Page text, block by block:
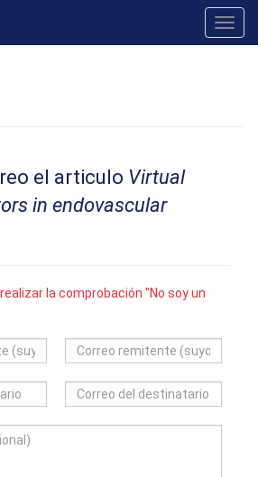
el articulo Virtual
in endovascular
realizar la comprobación "No soy un